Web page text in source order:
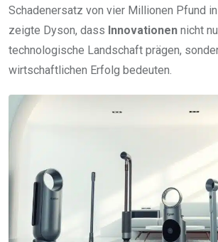
Schadenersatz von vier Millionen Pfund
zeigte Dyson, dass Innovationen nicht
technologische Landschaft prägen,
wirtschaftlichen Erfolg bedeuten.